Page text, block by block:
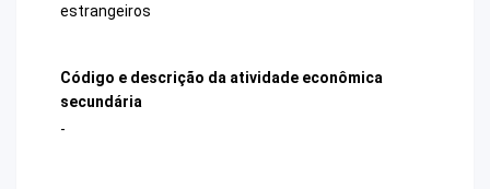
estrangeiros
Código e descrição da atividade econômica
secundária
-